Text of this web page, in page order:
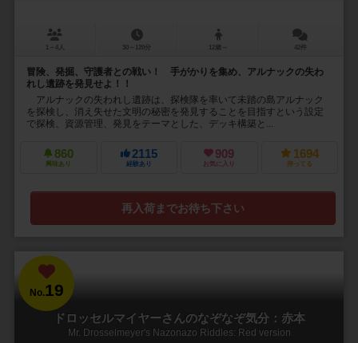
1～4人 30～120分 12歳～ 42件
冒険、発掘、守護者との戦い！ 手がかりを集め、アルナックの失わ
れし遺跡を発見せよ！！
アルナックの失われし遺跡は、探検隊を率いて未踏の島アルナック
を探検し、消え失せた文明の秘密を発見することを目指すという設定
で探検、資源管理、発見をテーマとした、デッキ構築と...
860
興味あり
2115
経験あり
909
お気に入り
1694
持ってる
再入荷までお待ち下さい
No.19
ドロッセルマイヤーさんのなぞなぞ気分：赤本
Mr. Drosselmeyer's Nazonazo Riddles: Red version